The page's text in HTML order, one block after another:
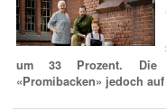
um 33 Prozent. Die
«Promibacken» jedoch